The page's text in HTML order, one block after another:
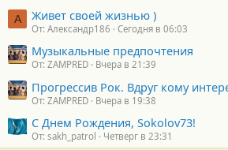
А Живет своей жизнью )
От: Александр186 Сегодня в 06:03
Музыкальные предпочтения
От: ZAMPRED Вчера в 21:39
Прогрессив Рок. Вдруг кому
От: ZAMPRED Вчера в 19:38
С Днем Рождения, Sokolov73!
От: sakh_patrol Четверг в 23:31